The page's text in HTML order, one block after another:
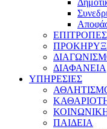
ΕΠΙΤΡΟΠΕΣ
ΔΙΑΦΑΝΕΙΑ
ΥΠΗΡΕΣΙΕΣ
ΠΑΙΔΕΙΑ